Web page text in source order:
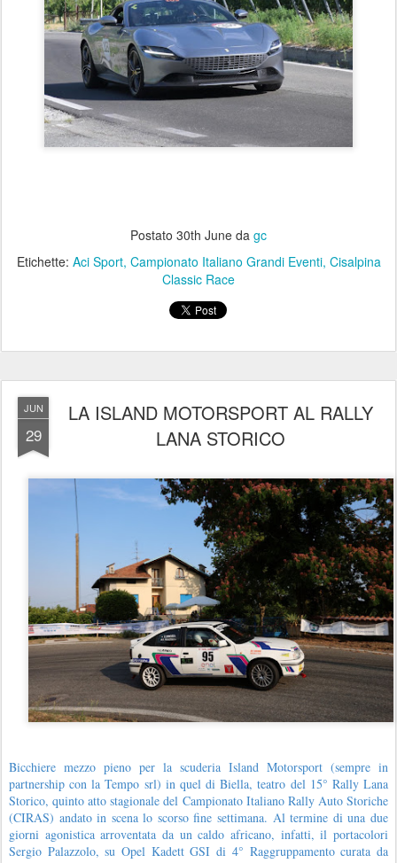
Postato 30th June da gc
Etichette: Aci Sport Campionato Italiano Grandi Eventi Cisalpina
Classic Race
JUN
29
LA ISLAND MOTORSPORT AL RALLY
LANA STORICO
Bicchiere mezzo pieno per la scuderia Island Motorsport (sempre in
partnership con la Tempo srl) in quel di Biella, teatro del 15° Rally Lana
Storico, quinto atto stagionale del Campionato Italiano Rally Auto Storiche
(CIRAS) andato in scena lo scorso fine settimana. Al termine di una due
giorni agonistica arroventata da un caldo africano, infatti, il portacolori
Sergio Palazzolo, su Opel Kadett GSI di 4° Raggruppamento curata da